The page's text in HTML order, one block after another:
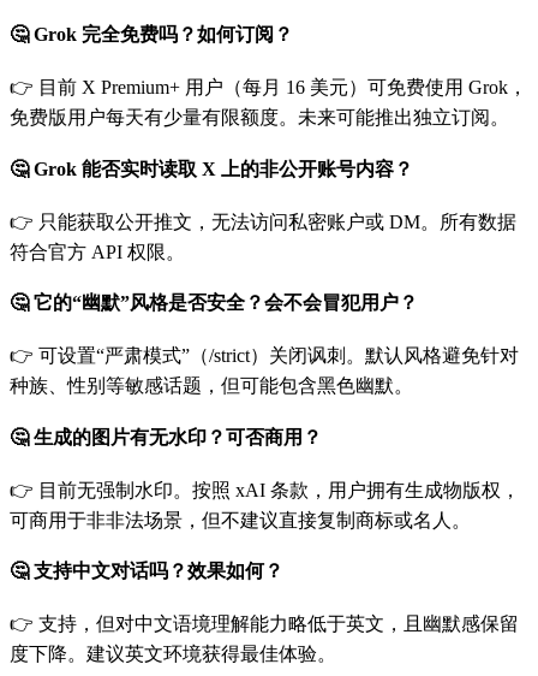
🤔 Grok 完全免费吗？如何订阅？
👉 目前 X Premium+ 用户（每月 16 美元）可免费使用 Grok，
免费版用户每天有少量有限额度。未来可能推出独立订阅。
🤔 Grok 能否实时读取 X 上的非公开账号内容？
👉 只能获取公开推文，无法访问私密账户或 DM。所有数据
符合官方 API 权限。
🤔 它的“幽默”风格是否安全？会不会冒犯用户？
👉 可设置“严肃模式”（/strict）关闭讽刺。默认风格避免针对
种族、性别等敏感话题，但可能包含黑色幽默。
🤔 生成的图片有无水印？可否商用？
👉 目前无强制水印。按照 xAI 条款，用户拥有生成物版权，
可商用于非非法场景，但不建议直接复制商标或名人。
🤔 支持中文对话吗？效果如何？
👉 支持，但对中文语境理解能力略低于英文，且幽默感保留
度下降。建议英文环境获得最佳体验。